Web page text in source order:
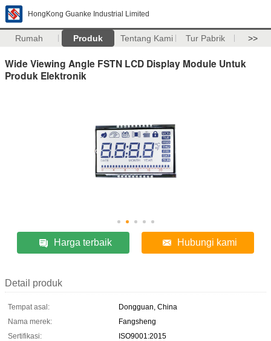
HongKong Guanke Industrial Limited
Rumah Produk Tentang Kami Tur Pabrik >>
Wide Viewing Angle FSTN LCD Display Module Untuk
Produk Elektronik
Harga terbaik Hubungi kami
Detail produk
Tempat asal:
Dongguan, China
Nama merek:
Fangsheng
Sertifikasi:
ISO9001:2015